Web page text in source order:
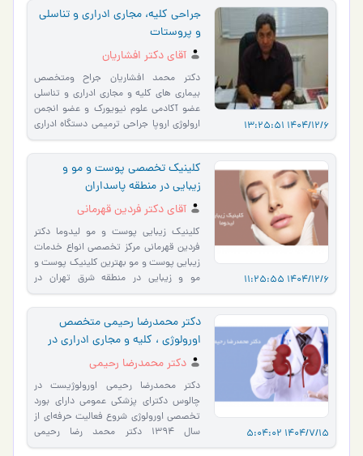
1404/12/6 13:25:51
جراحی کلیه، مجاری ادراری و تناسلی
و پروستات
آقای دکتر افشاریان
دکتر محمد افشاریان جراح ومتخصص
بیماری های کلیه و مجاری ادراری و تناسلی
عضو آکادمی علوم نیویورک و عضو انجمن
ارولوژی اروپا جراحی ترمیمی دستگاه ادراری
وتناسلی اندوی�…
1404/12/6 11:25:55
کلینیک تخصصی پوست و مو و
زیبایی در منطقه پاسداران
آقای دکتر فردین قهرمانی
کلینیک زیبایی پوست و مو لیدوما دکتر
فردین قهرمانی مرکز تخصصی انواع خدمات
زیبایی پوست و مو بهترین کلینیک پوست و
مو و زیبایی در منطقه شرق تهران در
محدوده پاسداران بهت…
1404/7/15 5:04:02
دکتر محمدرضا رحیمی متخصص
اورولوژی ، کلیه و مجاری ادراری در
چالوسدکتر محمدرضا رحیمی
دکتر محمدرضا رحیمی اورولوژیست در
چالوس دکترای پزشکی عمومی دارای بورد
تخصصی اورولوژی شروع فعالیت حرفه‌ای از
سال 1394 دکتر محمد رضا رحیمی
اورولوژیست در چالوس و از جمله…